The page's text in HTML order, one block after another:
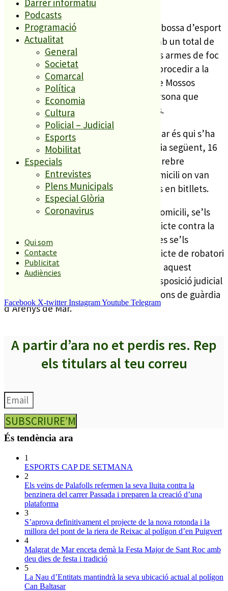
Darrer informatiu
Podcasts
Programació
Actualitat
General
Societat
Comarcal
Política
Economia
Cultura
Policial – Judicial
Esports
Mobilitat
Especials
Entrevistes
Plens Municipals
Especial Glòria
Coronavirus
Qui som
Contacte
Publicitat
Audiències
Facebook X-twitter InstagramYoutube Telegram
marihuana.
Els assaltants tenien ja preparada una bossa d’esport
amb quatre embalatges a l’interior amb un total de
2.469g de cabdells de marihuana i dues armes de foc
curtes. És per això que els agents van procedir a la
detenció de cinc persones mentre que Mossos
d’Esquadra van detenir una sisena persona que
també estava relacionada amb els fets.
La Unitat d’Investigació d’Arenys de Mar és qui s’ha
fet càrrec de la instrucció del cas i el dia següent, 16
d’octubre, els dos cossos policials van rebre
l’autorització judicial per accedir al domicili on van
trobar 722 g de marihuana i 2.765 euros en bitllets.
Tres dels detinguts, que vivien en el domicili, se’ls
considera presumptes autors d’un delicte contra la
salut pública, mentre que els altres tres se’ls
considera presumptes autors d’un delicte de robatori
amb violència i intimidació. Finalment, aquest
dimecres els detinguts van passar a disposició judicial
davant del Jutjat d’Instrucció en funcions de guàrdia
d’Arenys de Mar.
A partir d’ara no et perdis res. Rep
els titulars al teu correu
SUBSCRIURE’M
És tendència ara
1
ESPORTS CAP DE SETMANA
2
Els veïns de Palafolls refermen la seva lluita contra la
benzinera del carrer Passada i preparen la creació d’una
plataforma
3
S’aprova definitivament el projecte de la nova rotonda i la
millora del pont de la riera de Reixac al polígon d’en Puigvert
4
Malgrat de Mar enceta demà la Festa Major de Sant Roc amb
deu dies de festa i tradició
5
La Nau d’Entitats mantindrà la seva ubicació actual al polígon
Can Baltasar